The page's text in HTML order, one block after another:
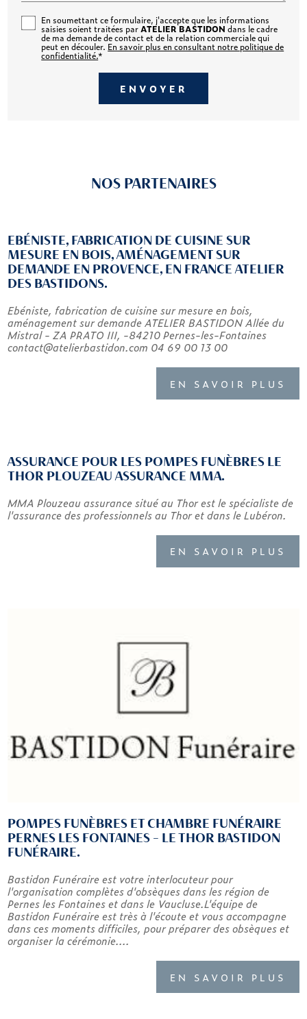
En soumettant ce formulaire, j'accepte que les informations
saisies soient traitées parATELIER BASTIDON dans le cadre
de ma demande de contact et de la relation commerciale qui
peut en découler. En savoir plus en consultant notre politique de
confidentialité.*
NOS PARTENAIRES
EBÉNISTE, FABRICATION DE CUISINE SUR
MESURE EN BOIS, AMÉNAGEMENT SUR
DEMANDE EN PROVENCE, EN FRANCE ATELIER
DES BASTIDONS.
Ebéniste, fabrication de cuisine sur mesure en bois,
aménagement sur demande ATELIER BASTIDON Allée du
Mistral - ZA PRATO III, -84210 Pernes-les-Fontaines
contact@atelierbastidon.com 04 69 00 13 00
EN SAVOIR PLUS
ASSURANCE POUR LES POMPES FUNÈBRES LE
THOR PLOUZEAU ASSURANCE MMA.
MMA Plouzeau assurance situé au Thor est le spécialiste de
l'assurance des professionnels au Thor et dans le Lubéron.
EN SAVOIR PLUS
POMPES FUNÈBRES ET CHAMBRE FUNÉRAIRE
PERNES LES FONTAINES - LE THOR BASTIDON
FUNÉRAIRE.
Bastidon Funéraire est votre interlocuteur pour
l'organisation complètes d'obsèques dans les région de
Pernes les Fontaines et dans le Vaucluse.L'équipe de
Bastidon Funéraire est très à l'écoute et vous accompagne
dans ces moments difficiles, pour préparer des obsèques et
organiser la cérémonie....
EN SAVOIR PLUS